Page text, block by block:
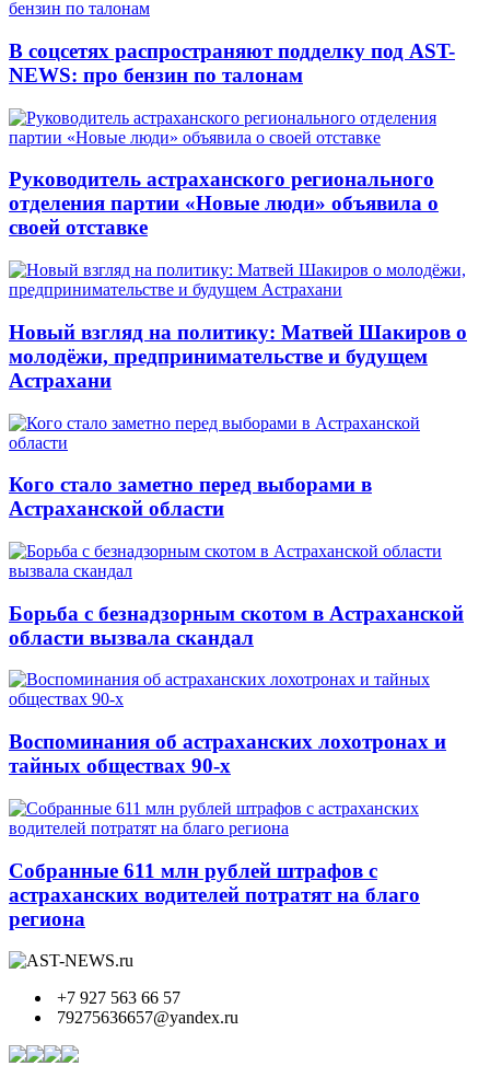
В соцсетях распространяют подделку под AST-
NEWS: про бензин по талонам
Руководитель астраханского регионального
отделения партии «Новые люди» объявила о
своей отставке
Новый взгляд на политику: Матвей Шакиров о
молодёжи, предпринимательстве и будущем
Астрахани
Кого стало заметно перед выборами в
Астраханской области
Борьба с безнадзорным скотом в Астраханской
области вызвала скандал
Воспоминания об астраханских лохотронах и
тайных обществах 90-х
Собранные 611 млн рублей штрафов с
астраханских водителей потратят на благо
региона
+7 927 563 66 57
79275636657@yandex.ru